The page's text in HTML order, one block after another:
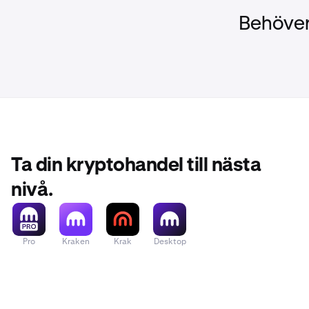
du använder
med
Ta din kryptohandel till nästa
nivå.
Pro Kraken Krak Desktop